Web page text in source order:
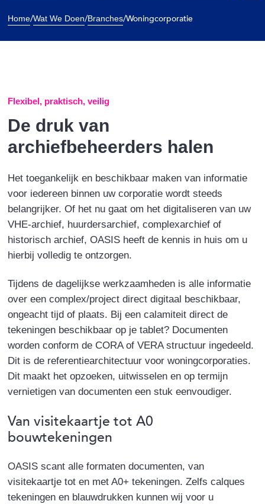
Home/Wat We Doen/Branches/Woningcorporatie
Flexibel, praktisch, veilig
De druk van
archiefbeheerders halen
Het toegankelijk en beschikbaar maken van informatie
voor iedereen binnen uw corporatie wordt steeds
belangrijker. Of het nu gaat om het digitaliseren van uw
VHE-archief, huurdersarchief, complexarchief of
historisch archief, OASIS heeft de kennis in huis om u
hierbij volledig te ontzorgen.
Tijdens de dagelijkse werkzaamheden is alle informatie
over een complex/project direct digitaal beschikbaar,
ongeacht tijd of plaats. Bij een calamiteit direct de
tekeningen beschikbaar op je tablet? Documenten
worden conform de CORA of VERA structuur ingedeeld.
Dit is de referentiearchitectuur voor woningcorporaties.
Dit maakt het opzoeken, uitwisselen en op termijn
vernietigen van documenten een stuk eenvoudiger.
Van visitekaartje tot A0
bouwtekeningen
OASIS scant alle formaten documenten, van
visitekaartje tot en met A0+ tekeningen. Zelfs calques
tekeningen en blauwdrukken kunnen wij voor u